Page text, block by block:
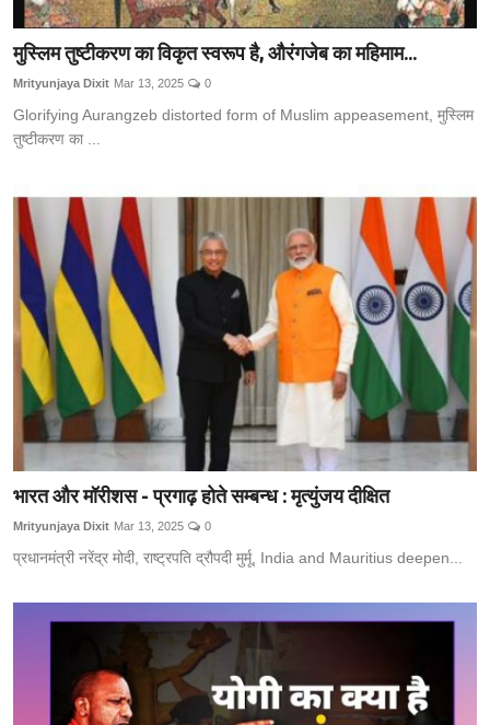
मुस्लिम तुष्टीकरण का विकृत स्वरूप है, औरंगजेब का महिमाम...
Mrityunjaya Dixit Mar 13, 2025 0
Glorifying Aurangzeb distorted form of Muslim appeasement, मुस्लिम
तुष्टीकरण का ...
भारत और मॉरीशस - प्रगाढ़ होते सम्बन्ध : मृत्युंजय दीक्षित
Mrityunjaya Dixit Mar 13, 2025 0
प्रधानमंत्री नरेंद्र मोदी, राष्ट्रपति द्रौपदी मुर्मू, India and Mauritius deepen...